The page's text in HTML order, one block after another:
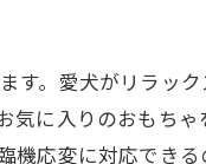
す。愛犬がリラッ
気に入りのおもち
応変に対応でき